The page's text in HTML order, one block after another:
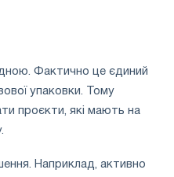
Фактично це єдиний
упаковки. Тому
проєкти, які мають на
Наприклад, активно